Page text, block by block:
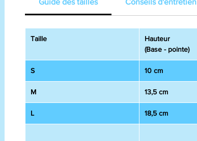
Guide des tailles Conseils d'entretien
Taille
Hauteur
(Base - pointe)
S 10 cm
M 13,5 cm
L 18,5 cm